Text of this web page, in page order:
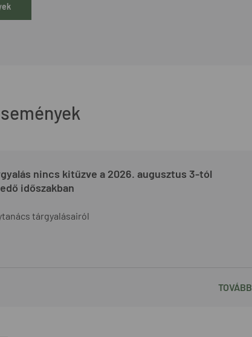
nincs kitűzve a 2026. augusztus 3-tól
időszakban
tárgyalásairól
TOVÁBB